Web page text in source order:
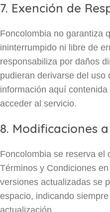
7. Exención de
Foncolombia no garantiza
ininterrumpido ni libre de
responsabiliza por daños
pudieran derivarse del uso
información aquí
acceder al servicio.
8. Modificaciones
Foncolombia se reserva el
Términos y Condiciones
versiones actualizadas se
espacio, indicando